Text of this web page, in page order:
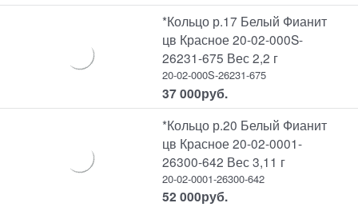
*Кольцо р.17 Белый Фианит
цв Красное 20-02-000S-
26231-675 Вес 2,2 г
20-02-000S-26231-675
37 000руб.
*Кольцо р.20 Белый Фианит
цв Красное 20-02-0001-
26300-642 Вес 3,11 г
20-02-0001-26300-642
52 000руб.